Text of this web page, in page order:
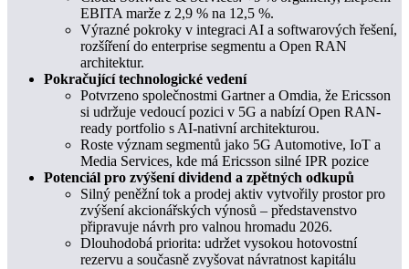
EBITA marže z 2,9 % na 12,5 %.
Výrazné pokroky v integraci AI a softwarových řešení,
rozšíření do enterprise segmentu a Open RAN
architektur.
Pokračující technologické vedení
Potvrzeno společnostmi Gartner a Omdia, že Ericsson
si udržuje vedoucí pozici v 5G a nabízí Open RAN-
ready portfolio s AI-nativní architekturou.
Roste význam segmentů jako 5G Automotive, IoT a
Media Services, kde má Ericsson silné IPR pozice
Potenciál pro zvýšení dividend a zpětných odkupů
Silný peněžní tok a prodej aktiv vytvořily prostor pro
zvýšení akcionářských výnosů – představenstvo
připravuje návrh pro valnou hromadu 2026.
Dlouhodobá priorita: udržet vysokou hotovostní
rezervu a současně zvyšovat návratnost kapitálu